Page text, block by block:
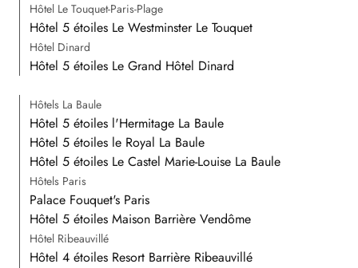
Hôtel Le Touquet-Paris-Plage
Hôtel 5 étoiles Le Westminster Le Touquet
Hôtel Dinard
Hôtel 5 étoiles Le Grand Hôtel Dinard
Hôtels La Baule
Hôtel 5 étoiles l'Hermitage La Baule
Hôtel 5 étoiles le Royal La Baule
Hôtel 5 étoiles Le Castel Marie-Louise La Baule
Hôtels Paris
Palace Fouquet's Paris
Hôtel 5 étoiles Maison Barrière Vendôme
Hôtel Ribeauvillé
Hôtel 4 étoiles Resort Barrière Ribeauvillé